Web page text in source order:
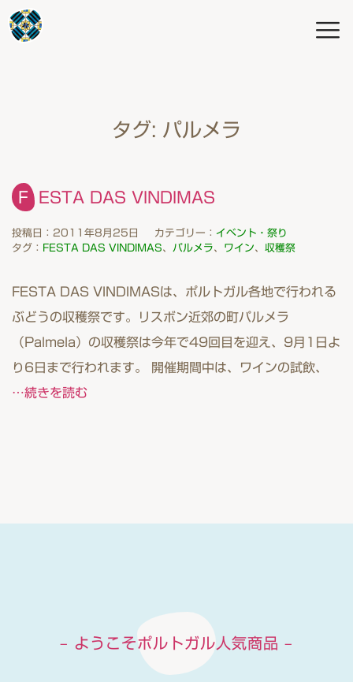
タグ: パルメラ
FESTA DAS VINDIMAS
投稿日：2011年8月25日 カテゴリー： イベント・祭り
タグ：
FESTA DAS VINDIMAS、 パルメラ、 ワイン、 収穫祭
FESTA DAS VINDIMASは、ポルトガル各地で行われる
ぶどうの収穫祭です。リスボン近郊の町パルメラ
（Palmela）の収穫祭は今年で49回目を迎え、9月1日よ
り6日まで行われます。 開催期間中は、ワインの試飲、
…続きを読む
– ようこそポルトガル人気商品 –